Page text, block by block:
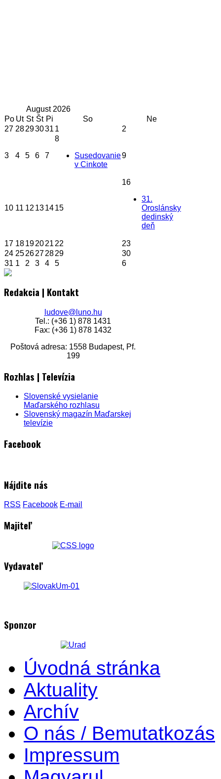
August 2026
Po Ut St Št Pi So
Ne
27 28293031 1 2
3 4 5 6 7
8
Susedovanie
v Cinkote
9
10 11 12 131415
16
31.
Oroslánsky
dedinský
deň
17 18192021 22
23
24 2526272829
30
31 1 2 3 4 5 6
Redakcia | Kontakt
ludove@luno.hu
Tel.: (+36 1) 878 1431
Fax: (+36 1) 878 1432
Poštová adresa: 1558 Budapest, Pf.
199
Rozhlas | Televízia
Slovenské vysielanie
Maďarského rozhlasu
Slovenský magazín Maďarskej
televízie
Facebook
Nájdite nás
RSS Facebook E-mail
Majiteľ
Vydavateľ
Sponzor
Úvodná stránka
Aktuality
Archív
O nás / Bemutatkozás
Impressum